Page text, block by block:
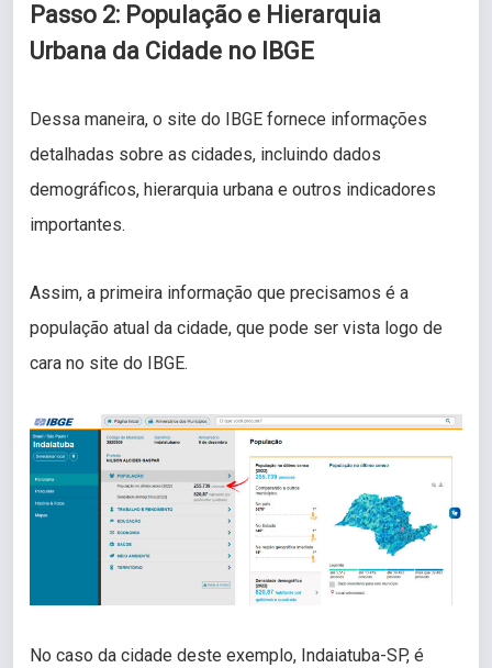
Passo 2: População e Hierarquia
Urbana da Cidade no IBGE
Dessa maneira, o site do IBGE fornece informações
detalhadas sobre as cidades, incluindo dados
demográficos, hierarquia urbana e outros indicadores
importantes.
Assim, a primeira informação que precisamos é a
população atual da cidade, que pode ser vista logo de
cara no site do IBGE.
No caso da cidade deste exemplo, Indaiatuba-SP, é